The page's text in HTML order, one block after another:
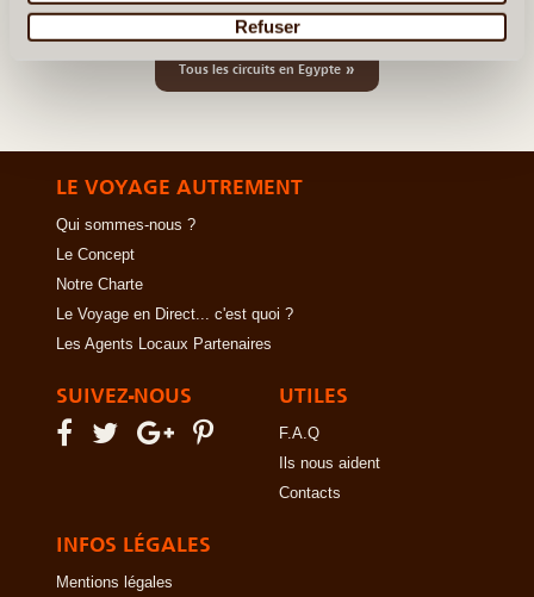
Refuser
Tous les circuits en Egypte »
LE VOYAGE AUTREMENT
Qui sommes-nous ?
Le Concept
Notre Charte
Le Voyage en Direct... c'est quoi ?
Les Agents Locaux Partenaires
SUIVEZ-NOUS UTILES
F.A.Q
Ils nous aident
Contacts
INFOS LÉGALES
Mentions légales